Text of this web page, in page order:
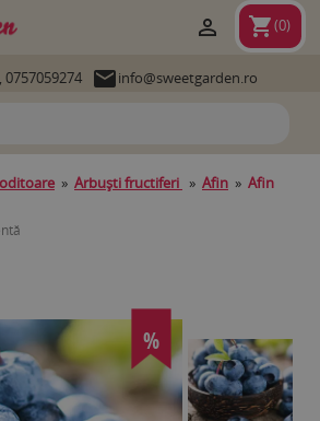
shopping_cart(0)

0757059274 info@sweetgarden.ro
» Arbuşti fructiferi » Afin » Afin
%